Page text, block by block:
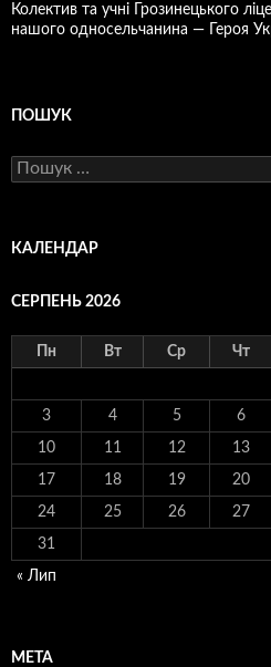
Колектив та учні Грозинецького
нашого односельчанина — Героя
ПОШУК
Пошук:
КАЛЕНДАР
СЕРПЕНЬ 2026
Пн Вт Ср Чт
3 4 5 6
10 11 12 13
17 18 19 20
24 25 26 27
31
« Лип
МЕТА